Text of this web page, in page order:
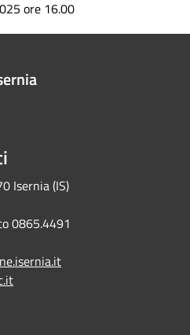
ore 16.00
Isernia (IS)
0865.4491